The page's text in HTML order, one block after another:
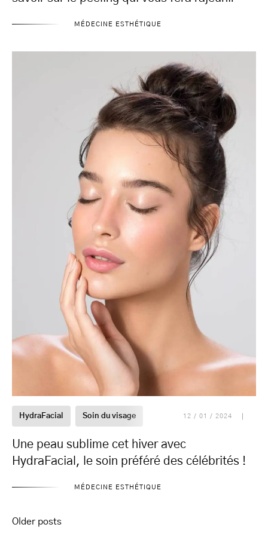
MÉDECINE ESTHÉTIQUE
HydraFacial Soin du visage 12 / 01 / 2024
Une peau sublime cet hiver avec
HydraFacial, le soin préféré des célébrités !
MÉDECINE ESTHÉTIQUE
Posts
Older posts